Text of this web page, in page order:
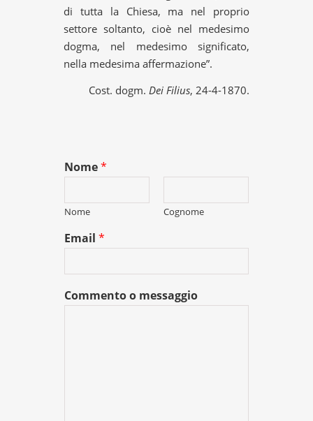
di tutta la Chiesa, ma nel proprio
settore soltanto, cioè nel medesimo
dogma, nel medesimo significato,
nella medesima affermazione”.
Cost. dogm. Dei Filius, 24-4-1870.
Nome*
Nome Cognome
Email*
Commento o messaggio